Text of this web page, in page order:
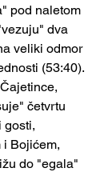
pod naletom
dva
veliki odmor
(53:40).
četvrtu
gosti,
i Bojićem,
do "egala"